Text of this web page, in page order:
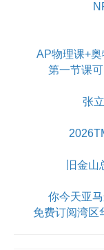
AP物理课+
第一节课
张
旧金
你今天亚
免费订阅湾区